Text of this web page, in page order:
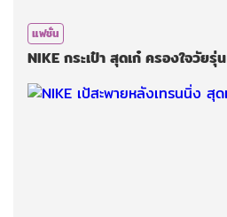
แฟชั่น
NIKE​ กระเป๋า​ สุดเก๋ ครองใจ​วัยรุ่น​